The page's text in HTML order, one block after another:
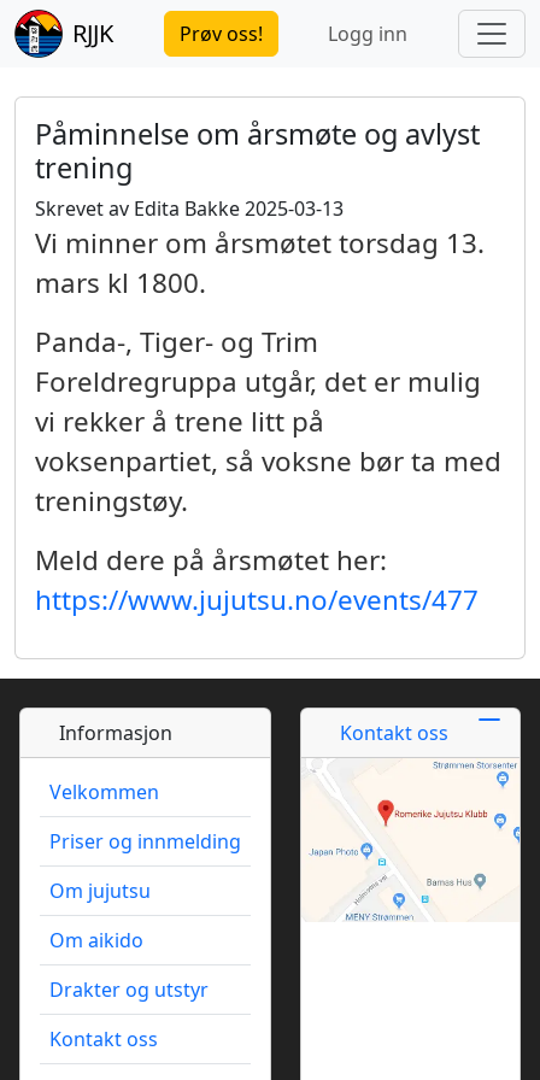
RJJK Prøv oss! Logg inn
Påminnelse om årsmøte og avlyst
trening
Skrevet av Edita Bakke 2025-03-13
Vi minner om årsmøtet torsdag 13.
mars kl 1800.
Panda-, Tiger- og Trim
Foreldregruppa utgår, det er mulig
vi rekker å trene litt på
voksenpartiet, så voksne bør ta med
treningstøy.
Meld dere på årsmøtet her:
https://www.jujutsu.no/events/477
Informasjon
Velkommen
Priser og innmelding
Om jujutsu
Om aikido
Drakter og utstyr
Kontakt oss
Kontakt oss